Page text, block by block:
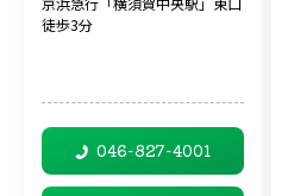
徒歩3分
046-827-4001